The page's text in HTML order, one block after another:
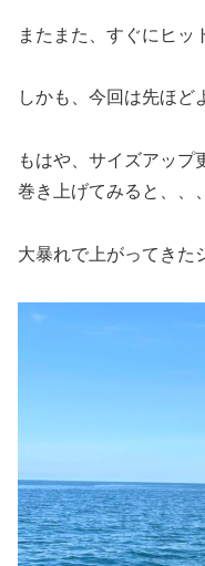
またまた、すぐにヒッ
しかも、今回は先ほど
もはや、サイズアップ
巻き上げてみると、、、
大暴れで上がってきた